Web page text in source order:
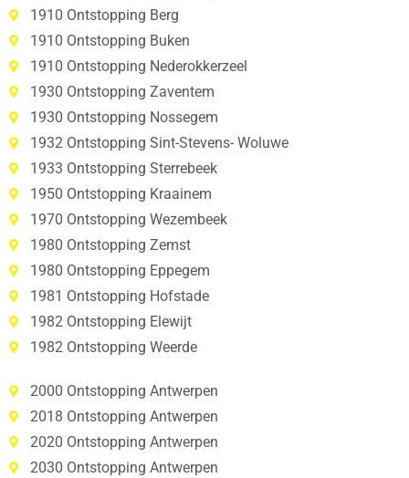
1910 Ontstopping Berg
1910 Ontstopping Buken
1910 Ontstopping Nederokkerzeel
1930 Ontstopping Zaventem
1930 Ontstopping Nossegem
1932 Ontstopping Sint-Stevens- Woluwe
1933 Ontstopping Sterrebeek
1950 Ontstopping Kraainem
1970 Ontstopping Wezembeek
1980 Ontstopping Zemst
1980 Ontstopping Eppegem
1981 Ontstopping Hofstade
1982 Ontstopping Elewijt
1982 Ontstopping Weerde
2000 Ontstopping Antwerpen
2018 Ontstopping Antwerpen
2020 Ontstopping Antwerpen
2030 Ontstopping Antwerpen